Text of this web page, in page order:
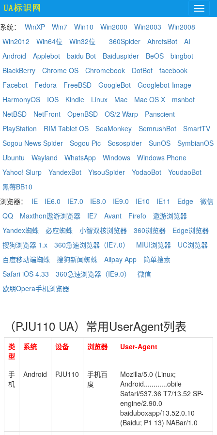
系统： WinXP Win7 Win10 Win2000 Win2003
Win2008
Win2012
Win64位 Win32位 360Spider AhrefsBot
AI
Android
Applebot baidu Bot Baiduspider BeOS
bingbot
BlackBerry
Chrome OS Chromebook DotBot
facebook
Facebot
Fedora FreeBSD GoogleBot
Googlebot-Image
HarmonyOS
IOS Kindle Linux Mac Mac OS X
msnbot
NetBSD
NetFront OpenBSD OS/2 Warp
Panscient
PlayStation
RIM Tablet OS SeaMonkey SemrushBot
SmartTV
Sogou News Spider
Sogou Pic Sosospider SunOS
SymbianOS
Ubuntu
Wayland WhatsApp Windows
Windows Phone
Yahoo! Slurp
YandexBot YisouSpider YodaoBot
YoudaoBot
黑莓BB10
浏览器：
IE IE6.0 IE7.0 IE8.0 IE9.0 IE10 IE11 Edge
微信
QQ
Maxthon遨游浏览器 IE7 Avant Firefo
遨游浏览器
Yandex蜘蛛
必应蜘蛛 小智双核浏览器 360浏览器
Edge浏览器
搜狗浏览器 1.x
360急速浏览器（IE7.0） MIUI浏览器
UC浏览器
百度移动端蜘蛛
搜狗新闻蜘蛛 Alipay App
简单搜索
Safari iOS 4.33
360急速浏览器（IE9.0）
微信
欧朋Opera手机浏览器
（PJU110 UA）常用UserAgent列表
类
型
系统 设备 浏览器 User-Agent
手
机
Android PJU110
手机百
度
Mozilla/5.0 (Linux;
Android............obile
Safari/537.36 T7/13.52 SP-
engine/2.90.0
baiduboxapp/13.52.0.10
(Baidu; P1 13) NABar/1.0